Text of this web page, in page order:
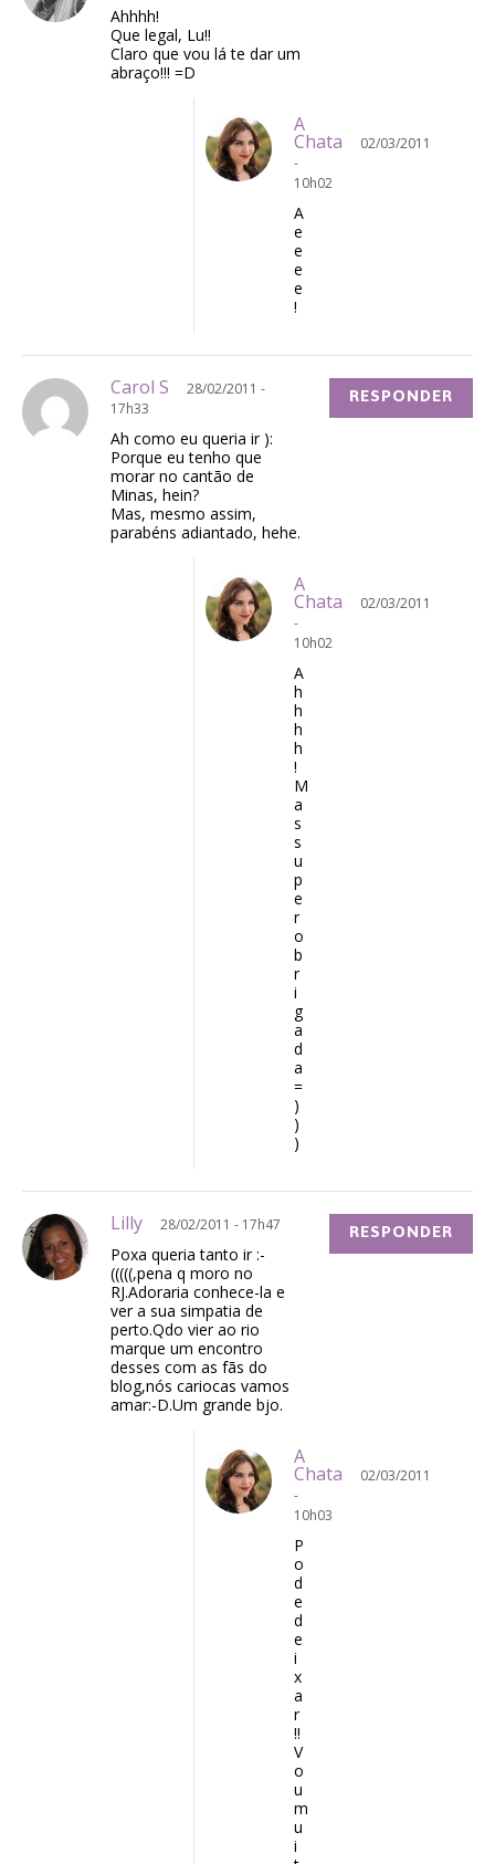
Ahhhh!
Que legal, Lu!!
Claro que vou lá te dar um
abraço!!! =D
A
Chata
02/03/2011
-
10h02
A
e
e
e
e
!
Carol S
28/02/2011 -
17h33
Ah como eu queria ir ):
Porque eu tenho que
morar no cantão de
Minas, hein?
Mas, mesmo assim,
parabéns adiantado, hehe.
RESPONDER
A
Chata
02/03/2011
-
10h02
A
h
h
h
h
!
M
a
s
s
u
p
e
r
o
b
r
i
g
a
d
a
=
)
)
)
Lilly 28/02/2011 - 17h47
Poxa queria tanto ir :-
(((((,pena q moro no
RJ.Adoraria conhece-la e
ver a sua simpatia de
perto.Qdo vier ao rio
marque um encontro
desses com as fãs do
blog,nós cariocas vamos
amar:-D.Um grande bjo.
RESPONDER
A
Chata
02/03/2011
-
10h03
P
o
d
e
d
e
i
x
a
r
!!
V
o
u
m
u
i